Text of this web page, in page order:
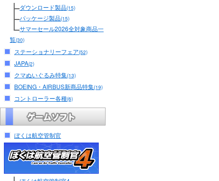
ダウンロード製品(15)
パッケージ製品(15)
サマーセール2026全対象商品一
覧(30)
ステーショナリーフェア(52)
JAPA(2)
クマぬいぐるみ特集(13)
BOEING・AIRBUS新商品特集(19)
コントローラー各種(6)
ぼくは航空管制官